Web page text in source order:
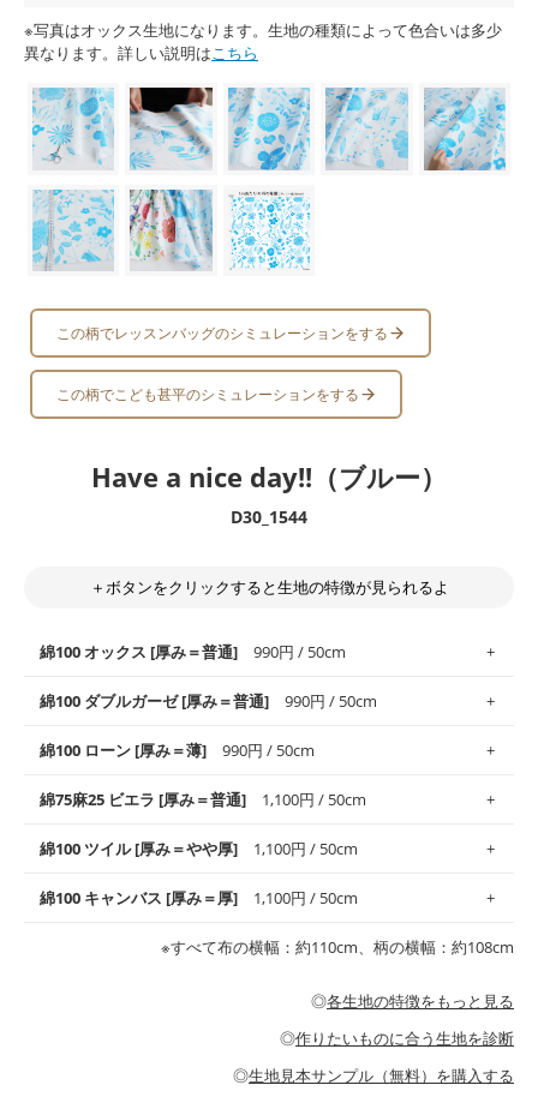
※写真はオックス生地になります。生地の種類によって色合いは多少
異なります。詳しい説明はこちら
この柄でレッスンバッグのシミュレーションをする
この柄でこども甚平のシミュレーションをする
Have a nice day!!（ブルー）
D30_1544
＋ボタンをクリックすると生地の特徴が見られるよ
綿100 オックス [厚み＝普通] 990円 / 50cm
使いやすさNo.1！しなやかさと適度な張りを併せ持ち、通気性の
高さがオックス生地の特徴です。当サイトのオックス生地は、
般にお使いいただけます。
※レッスンバッグ、上履き袋などの通園通学グッズにはツイル生
・布団カバーなどの寝具、カーテン
綿100 ダブルガーゼ [厚み＝普通] 990円 / 50cm
柔らかくふんわりとした肌触りが特徴です。ベビー用品やハンカ
チなど直接肌に触れるアイテムに最適です。高い吸湿性・通気性
す。
・スタイ、おくるみなどのベビーグッズ
・ブラウス、チュニック、ワンピースなどの洋服
・パジャマなどの寝具
綿100 ローン [厚み＝薄] 990円 / 50cm
上質で薄手の平織りの生地です。軽やかさとなめらかな手触りの
良さが魅力。透け感があるので、涼しげなトップスなどに最適で
・ブラウス、シャツ、チュニックなどのトップス
綿75麻25 ビエラ [厚み＝普通] 1,100円 / 50cm
コットン75％リネン25％の当店のビエラ生地は、オックス生地よ
りもふんわりとした柔らかい質感と適度な落ち感を感じられるの
綿100 ツイル [厚み＝やや厚] 1,100円 / 50cm
綾織りの生地です。しっかりとした張りと厚みがありながらも柔
らかいのが特徴です。生地の厚みは中厚手です。1枚でも透け感
・カーテン、エプロン、テーブルクロスなどの暮らしのアイテム
・パンツ、タックスカートなどのボトムス
綿100 キャンバス [厚み＝厚] 1,100円 / 50cm
耐久性があります。トートバッグ・ポーチ・ペンケースなどの布
小物、インテリア用品に向いています。
※すべて布の横幅：約110cm、柄の横幅：約108cm
◎各生地の特徴をもっと見る
◎作りたいものに合う生地を診断
◎生地見本サンプル（無料）を購入する